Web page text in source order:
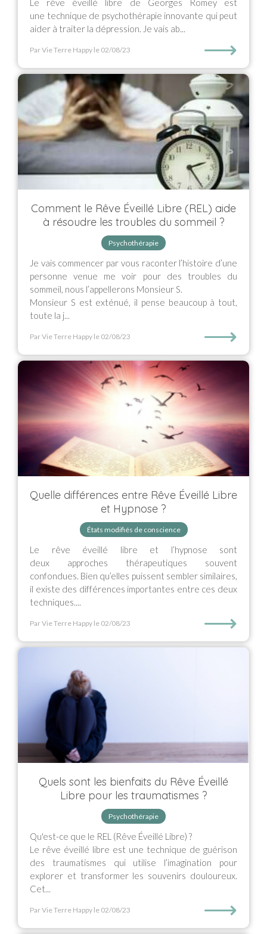
Le rêve éveillé libre de Georges Romey est
une technique de psychothérapie innovante qui peut
aider à traiter la dépression. Je vais ab...
Par Vie Terre Happy le 02/08/23 ⟶
Comment le Rêve Éveillé Libre (REL) aide
à résoudre les troubles du sommeil ?
Psychothérapie
Je vais commencer par vous raconter l’histoire d’une
personne venue me voir pour des troubles du
sommeil, nous l’appellerons Monsieur S.
Monsieur S est exténué, il pense beaucoup à tout,
toute la j...
Par Vie Terre Happy le 02/08/23 ⟶
Quelle différences entre Rêve Éveillé Libre
et Hypnose ?
États modifiés de conscience
Le rêve éveillé libre et l’hypnose sont
deux approches thérapeutiques souvent
confondues. Bien qu’elles puissent sembler similaires,
il existe des différences importantes entre ces deux
techniques....
Par Vie Terre Happy le 02/08/23 ⟶
Quels sont les bienfaits du Rêve Éveillé
Libre pour les traumatismes ?
Psychothérapie
Qu'est-ce que le REL (Rêve Éveillé Libre) ?
Le rêve éveillé libre est une technique de guérison
des traumatismes qui utilise l’imagination pour
explorer et transformer les souvenirs douloureux.
Cet...
Par Vie Terre Happy le 02/08/23 ⟶